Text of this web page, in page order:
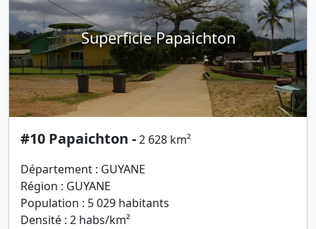
Superficie Papaichton
#10 Papaichton -2 628 km²
Département : GUYANE
Région : GUYANE
Population : 5 029 habitants
Densité : 2 habs/km²